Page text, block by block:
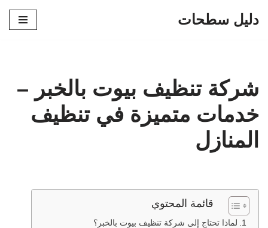
دليل سطحات
شركة تنظيف بيوت بالخبر –
خدمات متميزة في تنظيف
المنازل
قائمة المحتوي
لماذا تحتاج إلى شركة تنظيف بيوت بالخبر؟